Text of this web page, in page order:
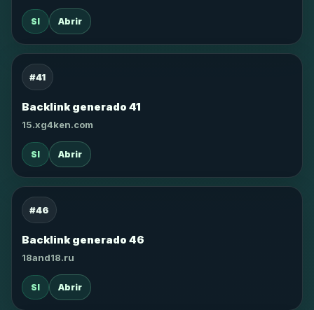
SI Abrir
#41
Backlink generado 41
15.xg4ken.com
SI Abrir
#46
Backlink generado 46
18and18.ru
SI Abrir